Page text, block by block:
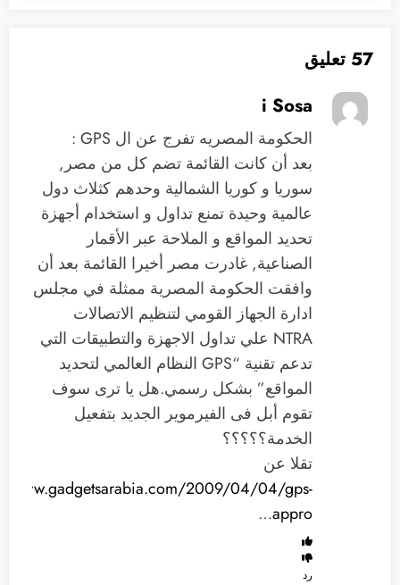
57 تعليق
i Sosa
الحكومة المصريه تفرج عن ال GPS :
بعد أن كانت القائمة تضم كل من مصر,
سوريا و كوريا الشمالية وحدهم كثلاث دول
عالمية وحيدة تمنع تداول و استخدام أجهزة
تحديد المواقع و الملاحة عبر الأقمار
الصناعية, غادرت مصر أخيرا القائمة بعد أن
وافقت الحكومة المصرية ممثلة في مجلس
ادارة الجهاز القومي لتنظيم الاتصالات
NTRA علي تداول الاجهزة والتطبيقات التي
تدعم تقنية “GPS النظام العالمي لتحديد
المواقع” بشكل رسمي.هل يا ترى سوف
تقوم أبل فى الفيرموير الجديد بتفعيل
الخدمة؟؟؟؟؟
تقلا عن
www.gadgetsarabia.com/2009/04/04/gps-
appro
…
رد